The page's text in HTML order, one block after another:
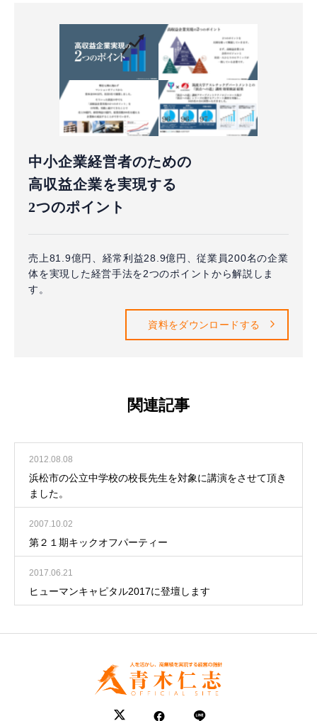
中小企業経営者のための
高収益企業を実現する
2つのポイント
売上81.9億円、経常利益28.9億円、従業員200名の企業
体を実現した経営手法を2つのポイントから解説しま
す。
資料をダウンロードする
関連記事
2012.08.08
浜松市の公立中学校の校長先生を対象に講演をさせて頂き
ました。
2007.10.02
第２１期キックオフパーティー
2017.06.21
ヒューマンキャピタル2017に登壇します